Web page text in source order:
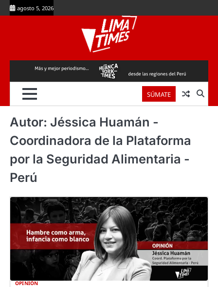
Skip
to
agosto 5, 2026
SÚMATE
Autor: Jéssica Huamán -
Coordinadora de la Plataforma
por la Seguridad Alimentaria -
Perú
OPINIÓN